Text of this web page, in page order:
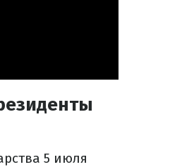
5 июля